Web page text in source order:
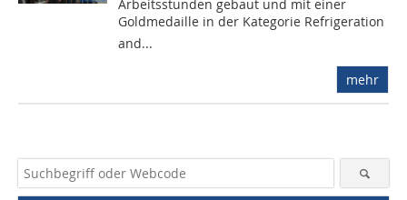
Arbeitsstunden gebaut und mit einer
Goldmedaille in der Kategorie Refrigeration
and...
mehr